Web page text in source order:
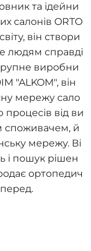
та ідейни
салонів ORTO
він створи
людям справді
виробни
"ALKOM", він
мережу сало
від ви
споживачем, й
мережу. Ві
і пошук рішен
ортопедич